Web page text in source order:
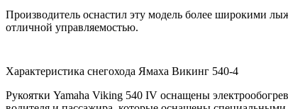
Производитель оснастил эту модель более широкими
отличной управляемостью.
Характеристика снегохода Ямаха Викинг 540-4
Рукоятки Yamaha Viking 540 IV оснащены